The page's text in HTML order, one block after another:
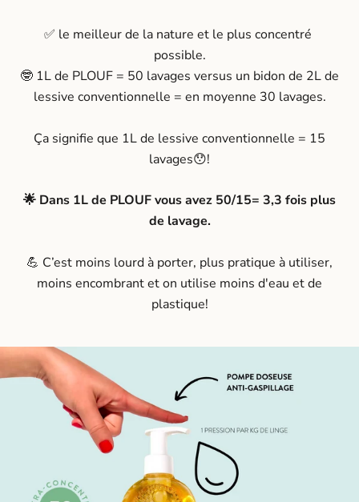
✅ le meilleur de la nature et le plus concentré
possible.
🤓 1L de PLOUF = 50 lavages versus un bidon de 2L de
lessive conventionnelle = en moyenne 30 lavages.
Ça signifie que 1L de lessive conventionnelle = 15
lavages😯!
🌟 Dans 1L de PLOUF vous avez 50/15= 3,3 fois plus
de lavage.
💪 C’est moins lourd à porter, plus pratique à utiliser,
moins encombrant et on utilise moins d'eau et de
plastique!